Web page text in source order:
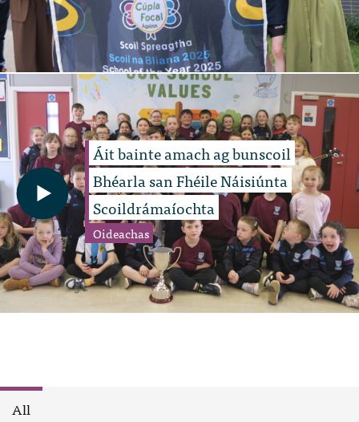
Áit bainte amach ag bunscoil
Bhéarla san Fhéile Náisiúnta
Scoildrámaíochta
Oideachas
All